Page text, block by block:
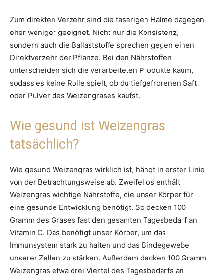
Zum direkten Verzehr sind die faserigen Halme dagegen
eher weniger geeignet. Nicht nur die Konsistenz,
sondern auch die Ballaststoffe sprechen gegen einen
Direktverzehr der Pflanze. Bei den Nährstoffen
unterscheiden sich die verarbeiteten Produkte kaum,
sodass es keine Rolle spielt, ob du tiefgefrorenen Saft
oder Pulver des Weizengrases kaufst.
Wie gesund ist Weizengras
tatsächlich?
Wie gesund Weizengras wirklich ist, hängt in erster Linie
von der Betrachtungsweise ab. Zweifellos enthält
Weizengras wichtige Nährstoffe, die unser Körper für
eine gesunde Entwicklung benötigt. So decken 100
Gramm des Grases fast den gesamten Tagesbedarf an
Vitamin C. Das benötigt unser Körper, um das
Immunsystem stark zu halten und das Bindegewebe
unserer Zellen zu stärken. Außerdem decken 100 Gramm
Weizengras etwa drei Viertel des Tagesbedarfs an